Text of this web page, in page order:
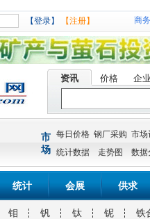
【登录】 【注册】 商
资讯 价格 企
市
场
每日价格 钢厂采购 市场
统计数据
走势图 数据
统计 会展 供求
钼 钒 钛 铌 铁